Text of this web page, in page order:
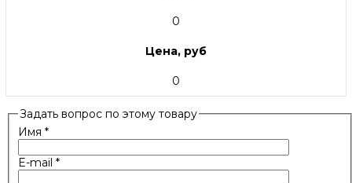
0
Цена, руб
0
Задать вопрос по этому товару
Имя *
E-mail *